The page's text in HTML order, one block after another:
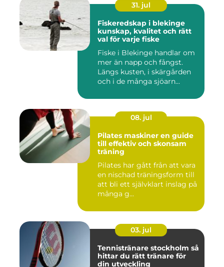
31. jul
Fiskeredskap i blekinge
kunskap, kvalitet och rätt
val för varje fiske
Fiske i Blekinge handlar om
mer än napp och fångst.
Längs kusten, i skärgården
och i de många sjöarn...
08. jul
Pilates maskiner en guide
till effektiv och skonsam
träning
Pilates har gått från att vara
en nischad träningsform till
att bli ett självklart inslag på
många g...
03. jul
Tennistränare stockholm så
hittar du rätt tränare för
din utveckling